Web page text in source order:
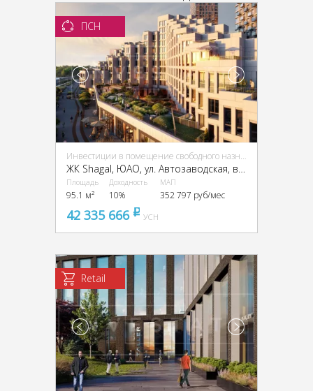
ПСН
Инвестиции в помещение свободного назначения (ПСН)
ЖК Shagal, ЮАО, ул. Автозаводская, вл. 23/66
Площадь
95.1 м²
Доходность
10%
МАП
352 797 руб/мес
42 335 666 pуб
УСН
Retail